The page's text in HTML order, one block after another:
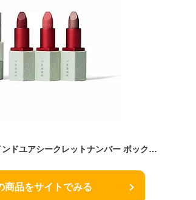
THREE スリー ファインドユアシークレットナンバー ボックス #X03 (限定) セット・キット
商品をサイトでみる